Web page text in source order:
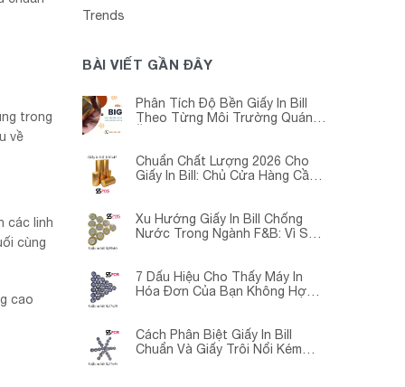
trong
về
các linh
cùng
cao
Trends
BÀI VIẾT GẦN ĐÂY
Phân Tích Độ Bền Giấy In Bill
Theo Từng Môi Trường Quán
Chuẩn Chất Lượng 2026 Cho
Giấy In Bill: Chủ Cửa Hàng Cần
Xu Hướng Giấy In Bill Chống
Nước Trong Ngành F&B: Vì Sao
7 Dấu Hiệu Cho Thấy Máy In
Hóa Đơn Của Bạn Không Hợp
Cách Phân Biệt Giấy In Bill
Chuẩn Và Giấy Trôi Nổi Kém